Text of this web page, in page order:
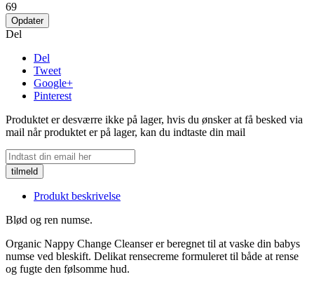
69
Del
Del
Tweet
Google+
Pinterest
Produktet er desværre ikke på lager, hvis du ønsker at få besked via
mail når produktet er på lager, kan du indtaste din mail
tilmeld
Produkt beskrivelse
Blød og ren numse.
Organic Nappy Change Cleanser er beregnet til at vaske din babys
numse ved bleskift. Delikat rensecreme formuleret til både at rense
og fugte den følsomme hud.